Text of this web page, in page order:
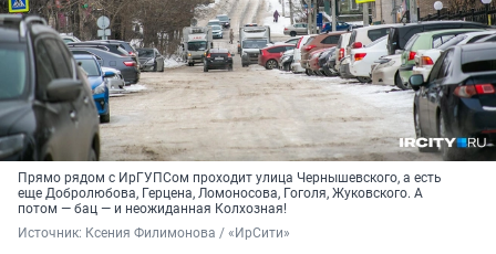
Прямо рядом с ИрГУПСом проходит улица Чернышевского, а есть
еще Добролюбова, Герцена, Ломоносова, Гоголя, Жуковского. А
потом — бац — и неожиданная Колхозная!
Источник: Ксения Филимонова / «ИрСити»